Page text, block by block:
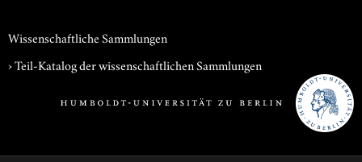
Wissenschaftliche Sammlungen
› Teil-Katalog der wissenschaftlichen Sammlungen